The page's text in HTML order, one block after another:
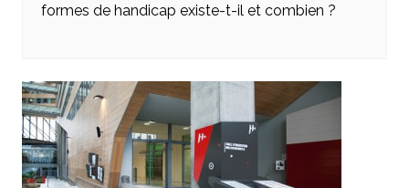
formes de handicap existe-t-il et combien ?